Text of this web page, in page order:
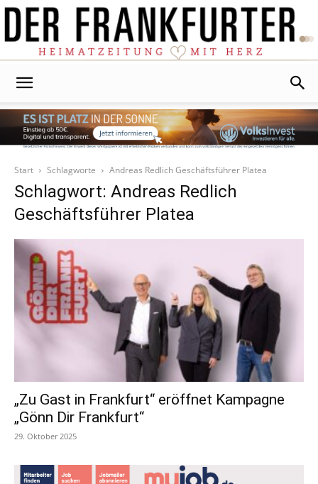
Start
Schlagworte Andreas Redlich Geschäftsführer Platea
Schlagwort: Andreas Redlich
Geschäftsführer Platea
„Zu Gast in Frankfurt“ eröffnet Kampagne
„Gönn Dir Frankfurt“
29. Oktober 2025